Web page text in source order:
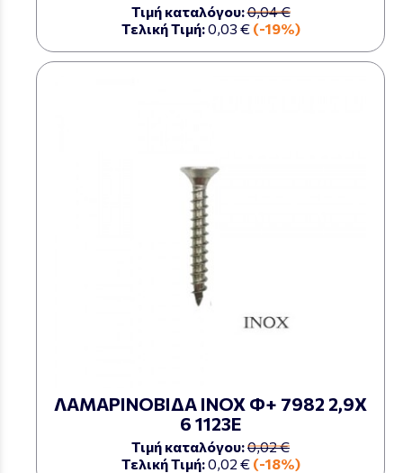
Τιμή καταλόγου:0,04 €
Τελική Τιμή:0,03 € (-19%)
ΛΑΜΑΡΙΝΟΒΙΔΑ ΙΝΟΧ Φ+ 7982 2,9Χ
6 1123Ε
Τιμή καταλόγου:0,02 €
Τελική Τιμή:0,02 € (-18%)